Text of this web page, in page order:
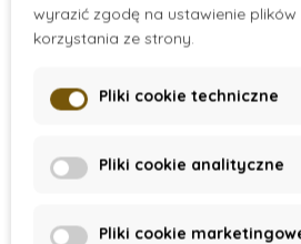
Dodaj do koszyka
wyrazić zgodę na ustawienie
korzystania ze strony.
Pliki cookie techniczne
Pliki cookie analityczne
Pliki cookie